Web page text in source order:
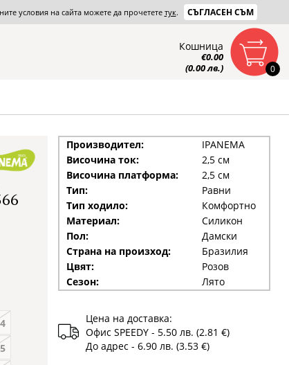
условия на сайта можете да прочетете тук. СЪГЛАСЕН СЪМ
0
Кошница
€0.00
(0.00 лв.)
Производител:
IPANEMA
Височина ток:
2,5 см
Височина платформа:
2,5 см
Тип:
Равни
Тип ходило:
Комфортно
Материал:
Силикон
Пол:
Дамски
Страна на произход:
Бразилия
Цвят:
Розов
Сезон:
Лято
Цена на доставка:
Офис SPEEDY - 5.50 лв. (2.81 €)
До адрес - 6.90 лв. (3.53 €)